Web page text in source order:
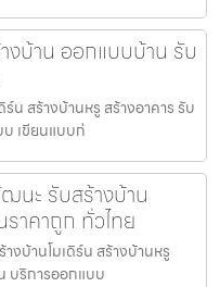
งบ้าน ออกแบบบ้าน รับ
น สร้างบ้านหรู สร้างอาคาร รับ
เขียนแบบก่
นะ รับสร้างบ้าน
าคาถูก ทั่วไทย
งบ้านโมเดิร์น สร้างบ้านหรู
บริการออกแบบ